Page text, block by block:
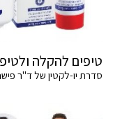
טיפים להקלה
סדרת יו-לקטין של ד"ר